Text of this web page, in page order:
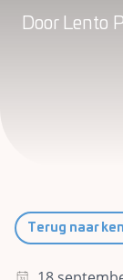
Door Lento
Terug naar